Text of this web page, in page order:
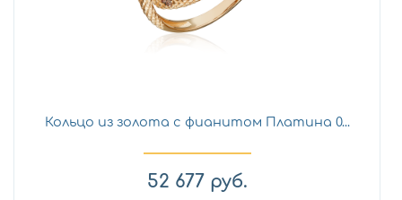
Кольцо из золота с фианитом Платина 0...
52 677 руб.